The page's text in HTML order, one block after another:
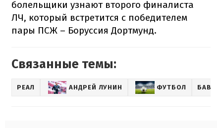
болельщики узнают второго финалиста
ЛЧ, который встретится с победителем
пары ПСЖ – Боруссия Дортмунд.
Связанные темы:
РЕАЛ АНДРЕЙ ЛУНИН ФУТБОЛ